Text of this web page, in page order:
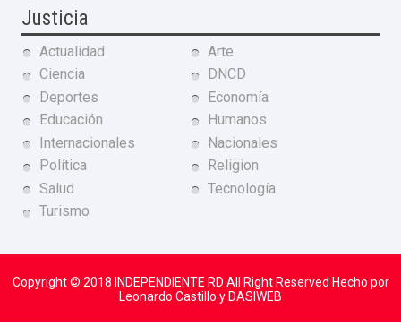
Justicia
Actualidad
Arte
Ciencia
DNCD
Deportes
Economía
Educación
Humanos
Internacionales
Nacionales
Política
Religion
Salud
Tecnología
Turismo
Copyright © 2018 INDEPENDIENTE RD All Right Reserved Hecho por
Leonardo Castillo y DASIWEB